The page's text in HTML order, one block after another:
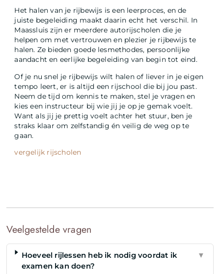
Het halen van je rijbewijs is een leerproces, en de
juiste begeleiding maakt daarin echt het verschil. In
Maassluis zijn er meerdere autorijscholen die je
helpen om met vertrouwen en plezier je rijbewijs te
halen. Ze bieden goede lesmethodes, persoonlijke
aandacht en eerlijke begeleiding van begin tot eind.
Of je nu snel je rijbewijs wilt halen of liever in je eigen
tempo leert, er is altijd een rijschool die bij jou past.
Neem de tijd om kennis te maken, stel je vragen en
kies een instructeur bij wie jij je op je gemak voelt.
Want als jij je prettig voelt achter het stuur, ben je
straks klaar om zelfstandig én veilig de weg op te
gaan.
vergelijk rijscholen
Veelgestelde vragen
Hoeveel rijlessen heb ik nodig voordat ik
examen kan doen?
▼